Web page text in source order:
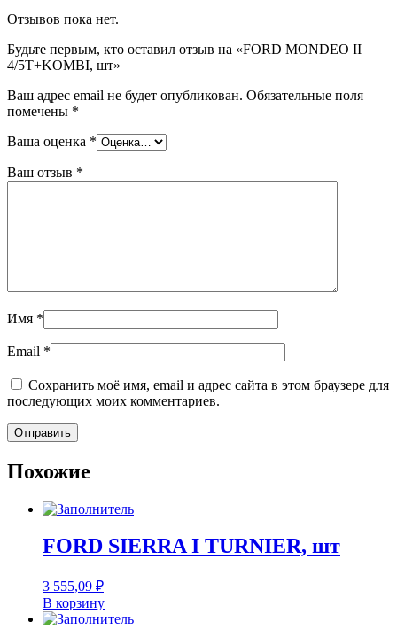
Отзывов пока нет.
Будьте первым, кто оставил отзыв на «FORD MONDEO II
4/5T+KOMBI, шт»
Ваш адрес email не будет опубликован. Обязательные поля
помечены *
Ваша оценка *
Ваш отзыв *
Имя *
Email *
Сохранить моё имя, email и адрес сайта в этом браузере для
последующих моих комментариев.
Похожие
FORD SIERRA I TURNIER, шт
3 555,09 ₽
В корзину